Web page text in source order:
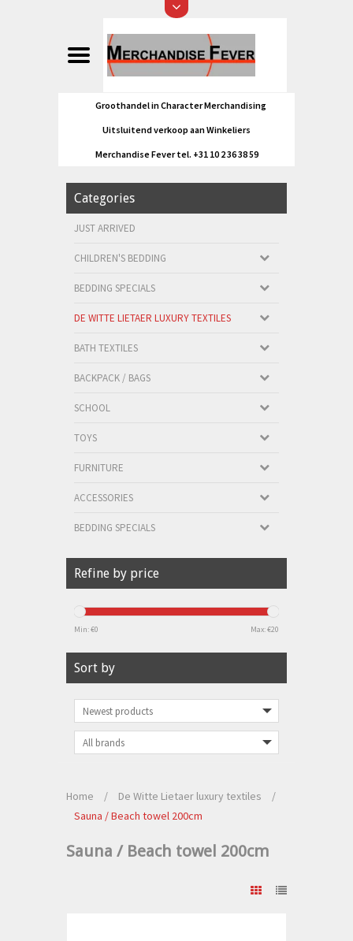
Groothandel in Character Merchandising
Uitsluitend verkoop aan Winkeliers
Merchandise Fever tel. +31 10 2 36 38 59
Categories
JUST ARRIVED
CHILDREN'S BEDDING
BEDDING SPECIALS
DE WITTE LIETAER LUXURY TEXTILES
BATH TEXTILES
BACKPACK / BAGS
SCHOOL
TOYS
FURNITURE
ACCESSORIES
BEDDING SPECIALS
Refine by price
Min: €0 Max: €20
Sort by
Home / De Witte Lietaer luxury textiles
/
Sauna / Beach towel 200cm
Sauna / Beach towel 200cm